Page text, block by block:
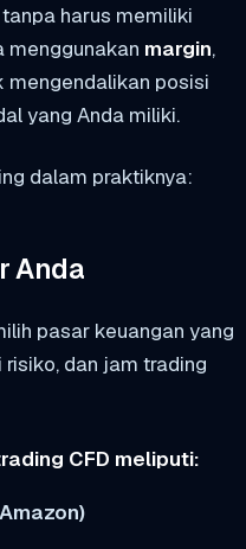
harus memiliki
menggunakan margin,
mengendalikan posisi
yang Anda miliki.
dalam praktiknya:
Anda
pasar keuangan yang
dan jam trading
CFD meliputi: